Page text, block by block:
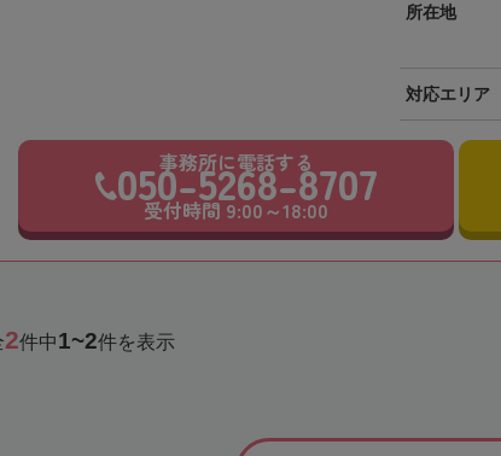
所在地
対応エリア
事務所に電話する
050-5268-8707
受付時間 9:00～18:00
2件中1~2件を表示